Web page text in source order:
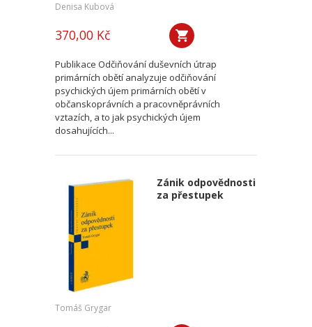
Denisa Kubová
370,00 Kč
Publikace Odčiňování duševních útrap
primárních obětí analyzuje odčiňování
psychických újem primárních obětí v
občanskoprávních a pracovněprávních
vztazích, a to jak psychických újem
dosahujících...
Zánik odpovědnosti
za přestupek
Tomáš Grygar